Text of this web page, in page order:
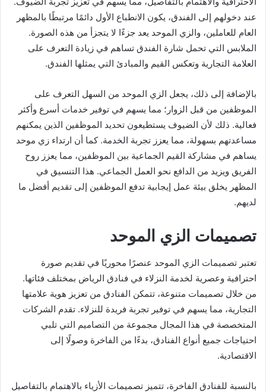
عند دخولهم إلى الفندق، يكون الانطباع الأول دائمًا مرتبطًا بالمظهر
العام للعاملين، والزي الموحد يعد جزءًا لا يتجزأ من هذه الصورة.
الملابس التي تحمل شارة الفندق تساهم في زيادة التعرف على
العلامة التجارية وتعكس القيم والمبادئ التي يمثلها الفندق.
بالإضافة إلى ذلك، يجعل الزي الموحد من السهل التعرف على
الموظفين من قبل الزوار؛ مما يسهم في توفير خدمات أسرع وأكثر
فعالية. ذلك لأن الضيوف يستطيعون تحديد الموظفين الذين يمكنهم
مساعدتهم بسهولة، مما يعزز تجربة الخدمة. كما أن ارتداء زي موحد
يساهم في مشاركة القيم الجماعية بين الموظفين، مما يعزز روح
الفريق ويزيد من الدافع نحو العمل الجماعي. هذا التنسيق في
المظهر يخلق بيئة عمل إيجابية تدفع الموظفين إلى تقديم أفضل ما
لديهم.
تصميمات الزي الموحد
تعتبر تصميمات الزي الموحد عنصرًا محوريًا في تقديم صورة
احترافية وعصرية لخدمة النزلاء في فنادق الرياض بمختلف فئاتها.
من خلال تصميمات متنوعة، تتمكن الفنادق من تعزيز هوية علامتها
التجارية، مما يسهم في توفير تجربة فريدة للنزلاء. تقدم الشركات
المتخصصة في هذا المجال مجموعة من التصاميم التي تلبي
احتياجات جميع أنواع الفنادق، بدءًا من الفاخرة وصولًا إلى
الاقتصادية.
بالنسبة للفنادق الفاخرة، تتميز تصميمات الأزياء بالاهتمام بالتفاصيل